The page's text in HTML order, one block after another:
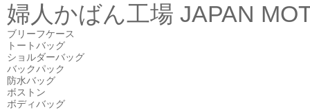
婦人かばん工場 JAPAN
ブリーフケース
トートバッグ
ショルダーバッグ
バックパック
防水バッグ
ボストン
ボディバッグ